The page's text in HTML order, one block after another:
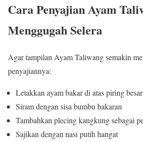
Cara Penyajian Ayam
Menggugah Selera
Agar tampilan Ayam Taliwang semakin
penyajiannya:
Letakkan ayam bakar di atas piring besar
Siram dengan sisa bumbu bakaran
Tambahkan plecing kangkung sebagai
Sajikan dengan nasi putih hangat